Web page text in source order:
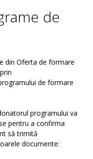
de
din Oferta de formare
de formare
programului va
pentru a confirma
să trimită
documente: